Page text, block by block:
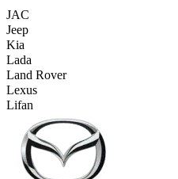
JAC
Jeep
Kia
Lada
Land Rover
Lexus
Lifan